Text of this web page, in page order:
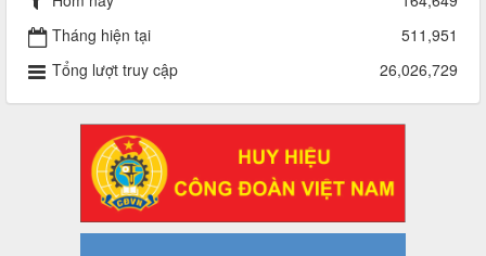
lượt xem: 917 | lượt tải:254
2930/TLĐ-TC
KPCĐ 2% qua tài khoản Công đoàn Việt Nam về các cấp
Công đoàn năm 2025
Thời gian đăng: 06/01/2025
lượt xem: 1067 | lượt tải:437
47-TTCĐ/BTGTU
Tháng hiện tại
511,951
Tổng lượt truy cập
26,026,729